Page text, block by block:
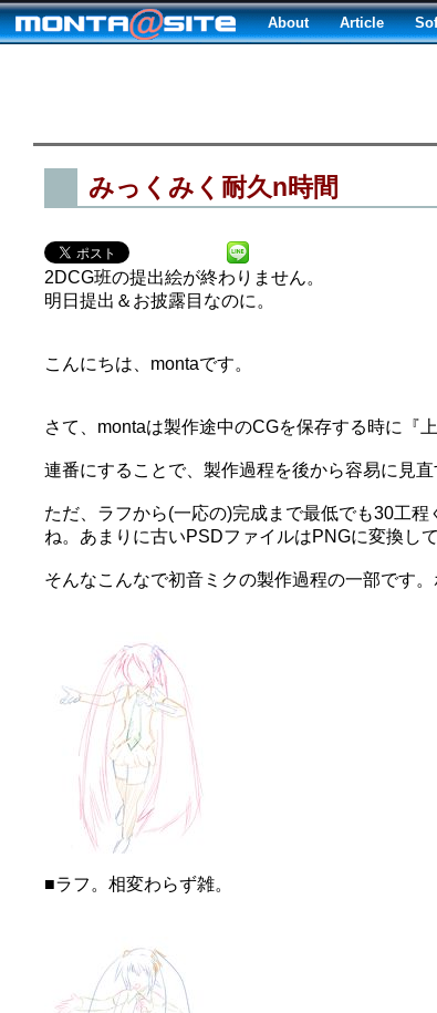
About Article
みっくみく耐久n時間
2DCG班の提出絵が終わりません。
明日提出＆お披露目なのに。
こんにちは、montaです。
さて、montaは製作途中のCGを保存する時に『
連番にすることで、製作過程を後から容易に見
ただ、ラフから(一応の)完成まで最低でも30工
ね。あまりに古いPSDファイルはPNGに変換し
そんなこんなで初音ミクの製作過程の一部です
■ラフ。相変わらず雑。